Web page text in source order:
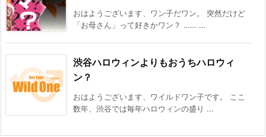
おはようございます、ワン子だワン。 突然だけど
「お母さん」って好きかワン？ …… ...
渋谷ハロウィンよりもおうちハロウィ
ン？
おはようございます、ワイルドワン子です。 ここ
数年、渋谷では毎年ハロウィンの盛り ...